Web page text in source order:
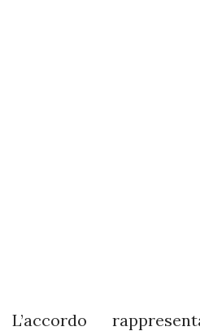
L’accordo